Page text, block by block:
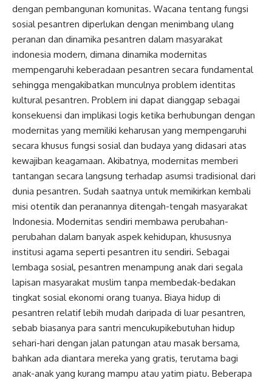
dengan pembangunan komunitas. Wacana tentang fungsi
sosial pesantren diperlukan dengan menimbang ulang
peranan dan dinamika pesantren dalam masyarakat
indonesia modern, dimana dinamika modernitas
mempengaruhi keberadaan pesantren secara fundamental
sehingga mengakibatkan munculnya problem identitas
kultural pesantren. Problem ini dapat dianggap sebagai
konsekuensi dan implikasi logis ketika berhubungan dengan
modernitas yang memiliki keharusan yang mempengaruhi
secara khusus fungsi sosial dan budaya yang didasari atas
kewajiban keagamaan. Akibatnya, modernitas memberi
tantangan secara langsung terhadap asumsi tradisional dari
dunia pesantren. Sudah saatnya untuk memikirkan kembali
misi otentik dan peranannya ditengah-tengah masyarakat
Indonesia. Modernitas sendiri membawa perubahan-
perubahan dalam banyak aspek kehidupan, khususnya
institusi agama seperti pesantren itu sendiri. Sebagai
lembaga sosial, pesantren menampung anak dari segala
lapisan masyarakat muslim tanpa membedak-bedakan
tingkat sosial ekonomi orang tuanya. Biaya hidup di
pesantren relatif lebih mudah daripada di luar pesantren,
sebab biasanya para santri mencukupikebutuhan hidup
sehari-hari dengan jalan patungan atau masak bersama,
bahkan ada diantara mereka yang gratis, terutama bagi
anak-anak yang kurang mampu atau yatim piatu. Beberapa